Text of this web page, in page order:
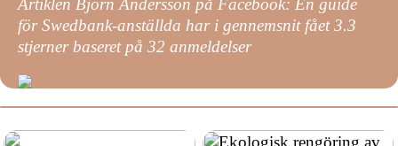
Artiklen Björn Andersson på Facebook: En guide
för Swedbank-anställda har i gennemsnit fået3.3
stjerner baseret på 32 anmeldelser